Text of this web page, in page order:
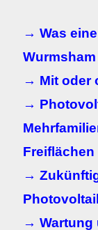
→ Was
→ Mit oder
→
Freiflächen
→
→ Wartung